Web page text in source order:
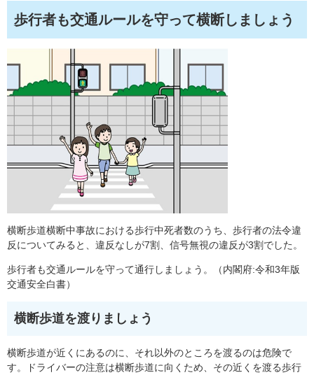
歩行者も交通ルールを守って横断しましょう
横断歩道横断中事故における歩行中死者数のうち、歩行者の法令違
反についてみると、違反なしが7割、信号無視の違反が3割でした。
歩行者も交通ルールを守って通行しましょう。（内閣府:令和3年版
交通安全白書）
横断歩道を渡りましょう
横断歩道が近くにあるのに、それ以外のところを渡るのは危険で
す。ドライバーの注意は横断歩道に向くため、その近くを渡る歩行